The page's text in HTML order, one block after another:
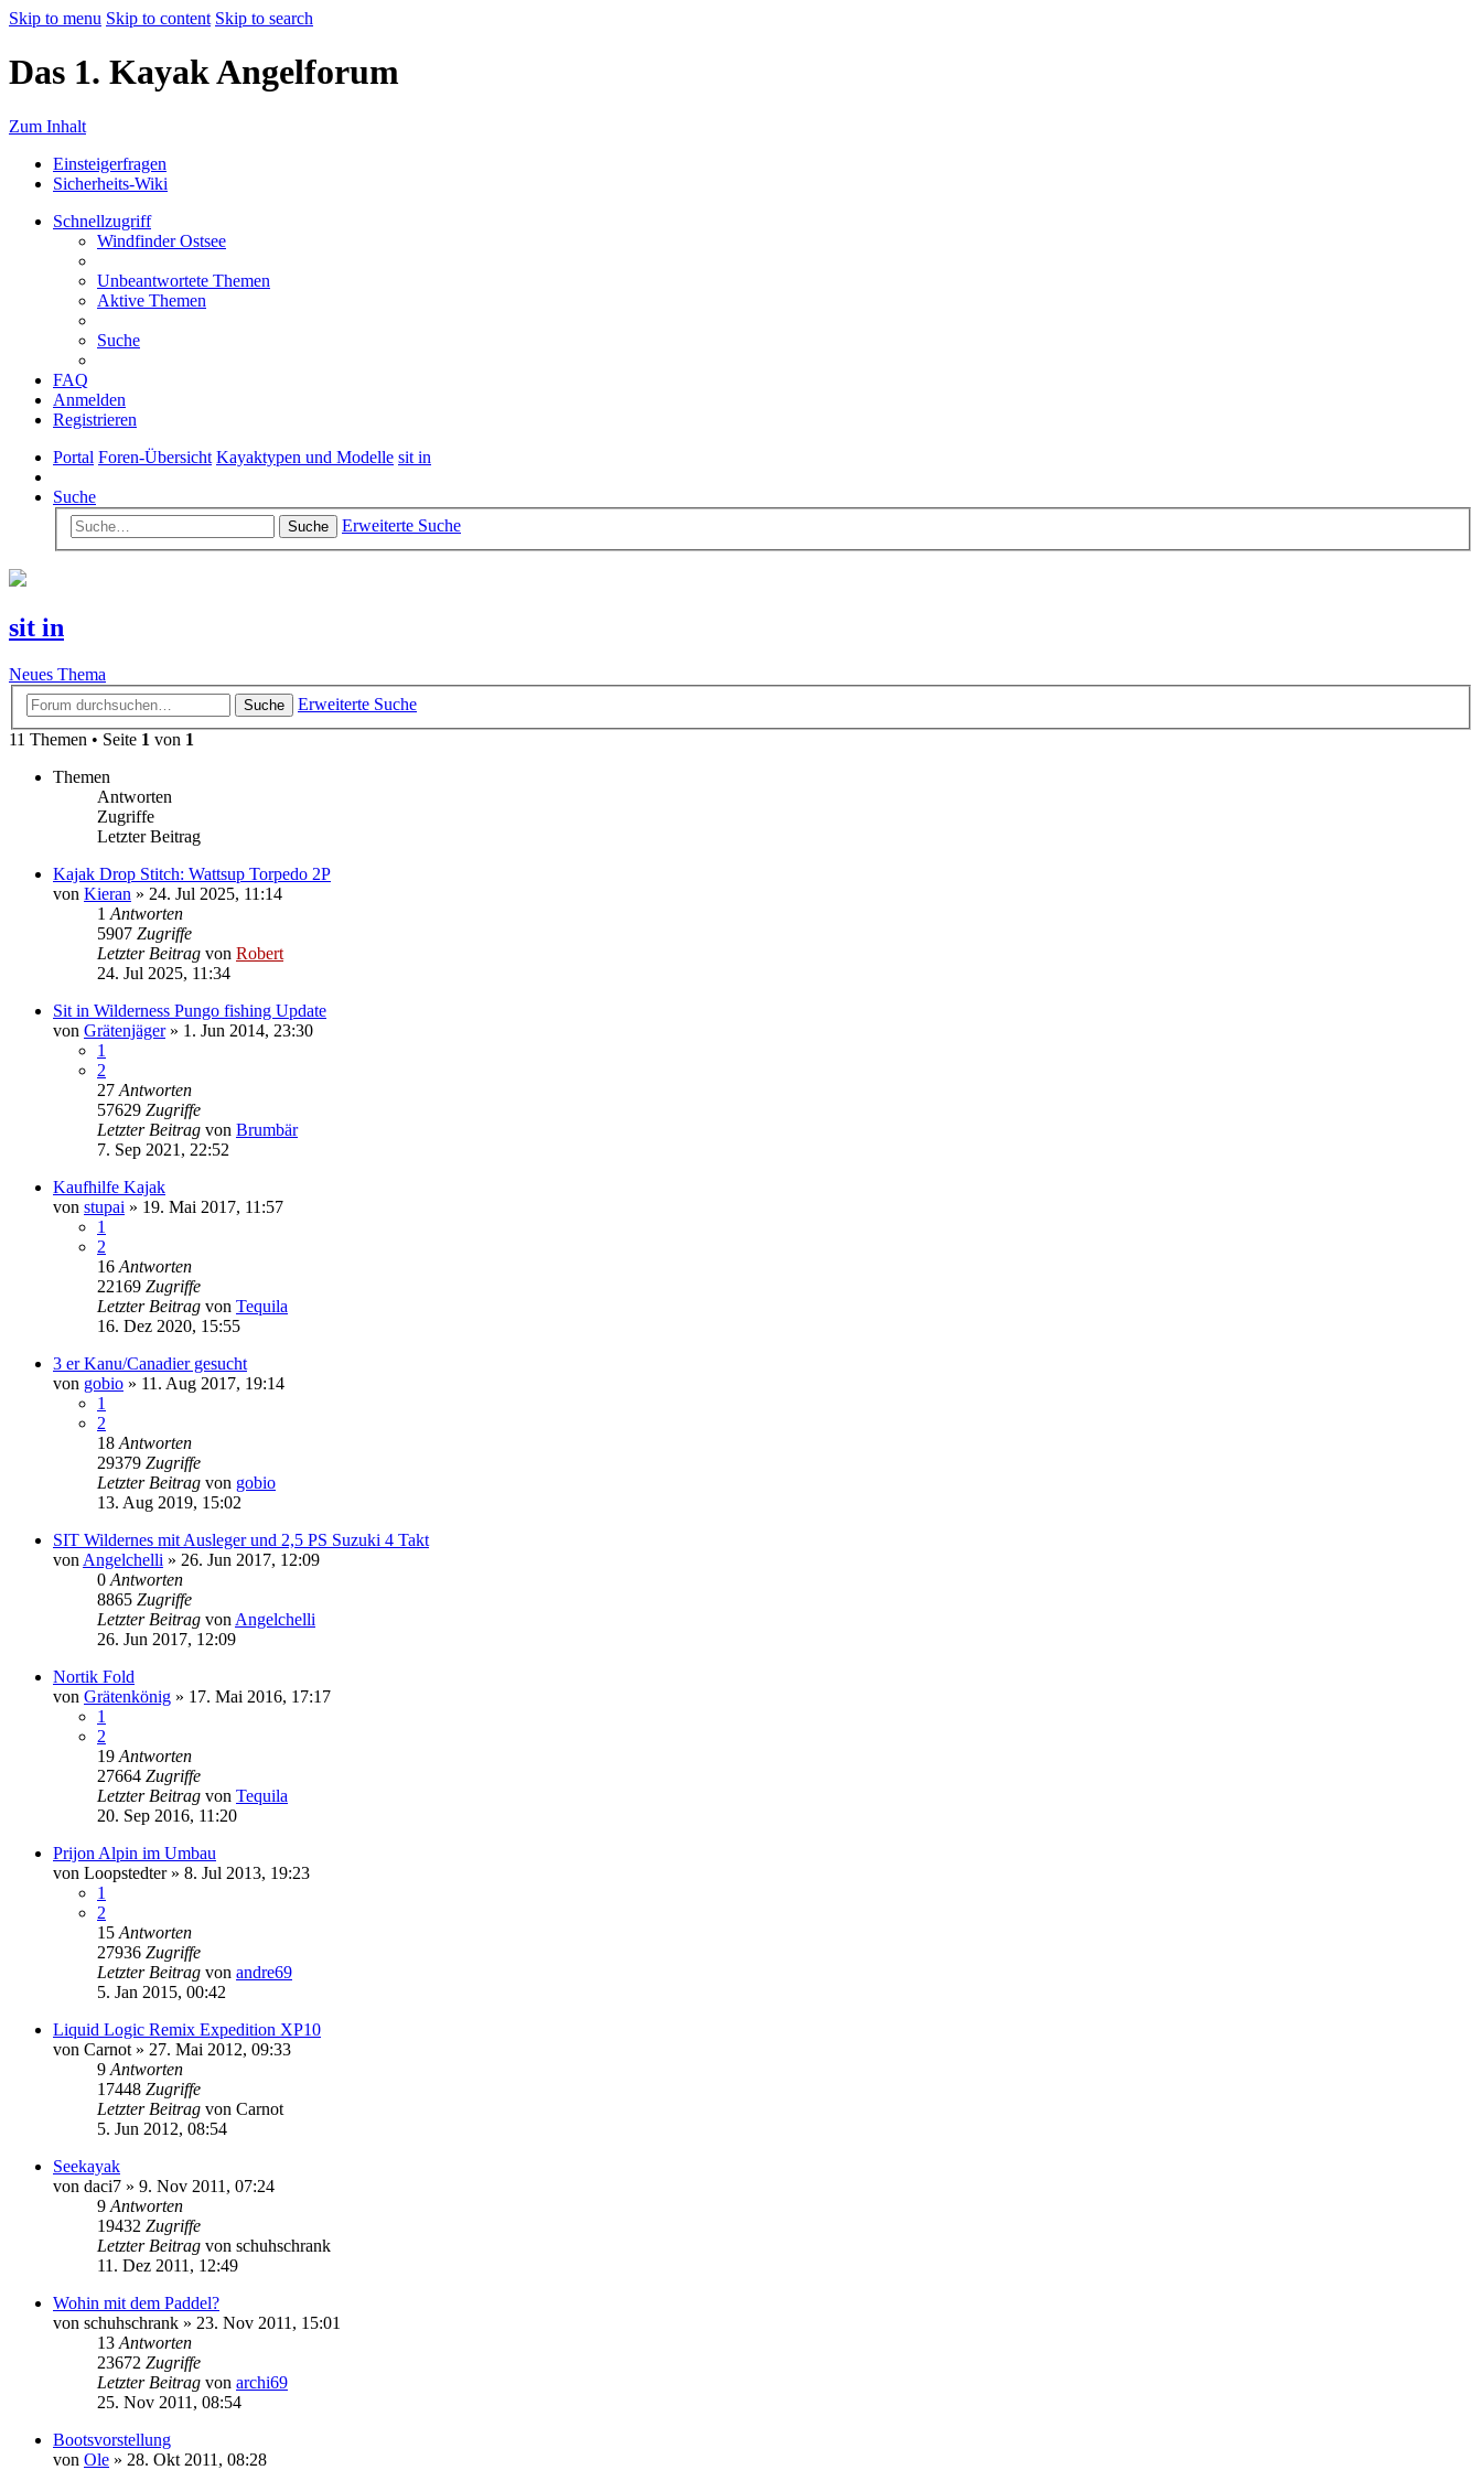
Skip to menu Skip to content Skip to search
Das 1. Kayak Angelforum
Zum Inhalt
Einsteigerfragen
Sicherheits-Wiki
Schnellzugriff
Windfinder Ostsee
Unbeantwortete Themen
Aktive Themen
Suche
FAQ
Anmelden
Registrieren
Portal Foren-Übersicht Kayaktypen und Modelle sit in
Suche
Suche Erweiterte Suche
sit in
Neues Thema
Suche
Erweiterte Suche
11 Themen • Seite 1 von 1
Themen
Antworten
Zugriffe
Letzter Beitrag
Kajak Drop Stitch: Wattsup Torpedo 2P
von Kieran » 24. Jul 2025, 11:14
1 Antworten
5907 Zugriffe
Letzter Beitrag von Robert
24. Jul 2025, 11:34
Sit in Wilderness Pungo fishing Update
von Grätenjäger» 1. Jun 2014, 23:30
1
2
27 Antworten
57629 Zugriffe
Letzter Beitrag von Brumbär
7. Sep 2021, 22:52
Kaufhilfe Kajak
von stupai » 19. Mai 2017, 11:57
1
2
16 Antworten
22169 Zugriffe
Letzter Beitrag von Tequila
16. Dez 2020, 15:55
3 er Kanu/Canadier gesucht
von gobio » 11. Aug 2017, 19:14
1
2
18 Antworten
29379 Zugriffe
Letzter Beitrag von gobio
13. Aug 2019, 15:02
SIT Wildernes mit Ausleger und 2,5 PS Suzuki 4 Takt
von Angelchelli » 26. Jun 2017, 12:09
0 Antworten
8865 Zugriffe
Letzter Beitrag von Angelchelli
26. Jun 2017, 12:09
Nortik Fold
von Grätenkönig » 17. Mai 2016, 17:17
1
2
19 Antworten
27664 Zugriffe
Letzter Beitrag von Tequila
20. Sep 2016, 11:20
Prijon Alpin im Umbau
von Loopstedter» 8. Jul 2013, 19:23
1
2
15 Antworten
27936 Zugriffe
Letzter Beitrag von andre69
5. Jan 2015, 00:42
Liquid Logic Remix Expedition XP10
von Carnot » 27. Mai 2012, 09:33
9 Antworten
17448 Zugriffe
Letzter Beitrag von Carnot
5. Jun 2012, 08:54
Seekayak
von daci7 » 9. Nov 2011, 07:24
9 Antworten
19432 Zugriffe
Letzter Beitrag von schuhschrank
11. Dez 2011, 12:49
Wohin mit dem Paddel?
von schuhschrank » 23. Nov 2011, 15:01
13 Antworten
23672 Zugriffe
Letzter Beitrag von archi69
25. Nov 2011, 08:54
Bootsvorstellung
von Ole » 28. Okt 2011, 08:28